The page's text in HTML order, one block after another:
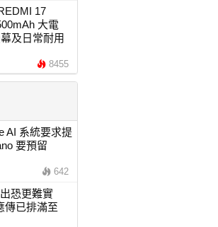
17
大電
及日常耐用
8455
AI 系統要求提
要預留
642
恐更難實
已排滿至